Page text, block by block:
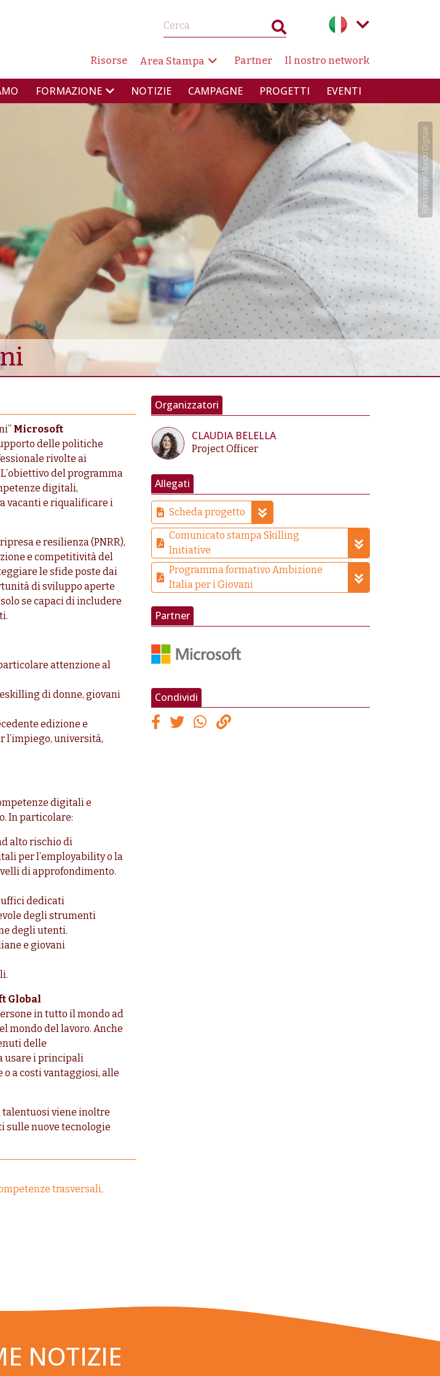
NAVIGAZIONE SECONDARIA
Risorse Area Stampa Partner Il nostro network
PRINCIPALE
FORMAZIONE NOTIZIE CAMPAGNE PROGETTI EVENTI
Fondazione Mondo Digitale
Microsoft
delle politiche
rivolte ai
del programma
digitali,
vacanti e riqualificare i
e resilienza (PNRR),
e competitività del
le sfide poste dai
di sviluppo aperte
se capaci di includere
attenzione al
di donne, giovani
edizione e
l’impiego, università,
digitali e
In particolare:
alto rischio di
per l’employability o la
di approfondimento.
dedicati
degli strumenti
degli utenti.
e giovani
Global
in tutto il mondo ad
mondo del lavoro. Anche
delle
usare i principali
a costi vantaggiosi, alle
talentuosi viene inoltre
sulle nuove tecnologie
trasversali
Organizzatori
CLAUDIA BELELLA
Project Officer
Allegati
Scheda progetto
Comunicato stampa Skilling
Initiative
Programma formativo Ambizione
Italia per i Giovani
Partner
Condividi
NOTIZIE